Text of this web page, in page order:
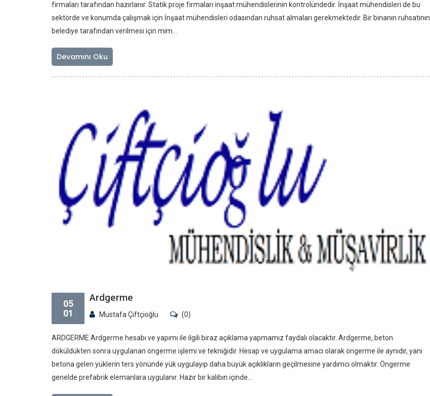
firmaları tarafından hazırlanır. Statik proje firmaları inşaat mühendislerinin kontrolündedir. İnşaat mühendisleri de bu
sektörde ve konumda çalışmak için İnşaat mühendisleri odasından ruhsat almaları gerekmektedir. Bir binanın ruhsatının
belediye tarafından verilmesi için mim...
Devamını Oku
05
01
Ardgerme
Mustafa Çiftçioğlu (0)
ARDGERME Ardgerme hesabı ve yapımı ile ilgili biraz açıklama yapmamız faydalı olacaktır. Ardgerme, beton
döküldükten sonra uygulanan öngerme işlemi ve tekniğidir. Hesap ve uygulama amacı olarak öngerme ile aynıdır, yani
betona gelen yüklerin ters yönünde yük uygulayıp daha büyük açıklıkların geçilmesine yardımcı olmaktır. Öngerme
genelde prefabrik elemanlara uygulanır. Hazır bir kalıbın içinde...